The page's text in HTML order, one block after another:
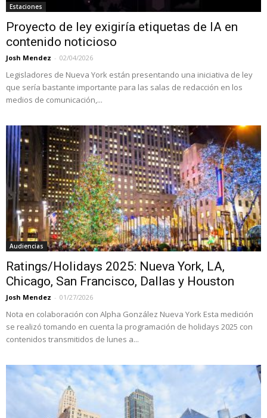
Estaciones
Proyecto de ley exigiría etiquetas de IA en
contenido noticioso
Josh Mendez - 02/04/2026
Legisladores de Nueva York están presentando una iniciativa de ley
que sería bastante importante para las salas de redacción en los
medios de comunicación,...
Audiencias
Ratings/Holidays 2025: Nueva York, LA,
Chicago, San Francisco, Dallas y Houston
Josh Mendez - 01/27/2026
Nota en colaboración con Alpha González Nueva York Esta medición
se realizó tomando en cuenta la programación de holidays 2025 con
contenidos transmitidos de lunes a...